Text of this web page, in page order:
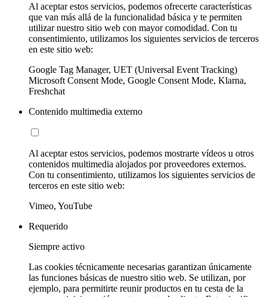
Al aceptar estos servicios, podemos ofrecerte características
que van más allá de la funcionalidad básica y te permiten
utilizar nuestro sitio web con mayor comodidad. Con tu
consentimiento, utilizamos los siguientes servicios de terceros
en este sitio web:
Google Tag Manager, UET (Universal Event Tracking)
Microsoft Consent Mode, Google Consent Mode, Klarna,
Freshchat
Contenido multimedia externo
Al aceptar estos servicios, podemos mostrarte vídeos u otros
contenidos multimedia alojados por proveedores externos.
Con tu consentimiento, utilizamos los siguientes servicios de
terceros en este sitio web:
Vimeo, YouTube
Requerido
Siempre activo
Las cookies técnicamente necesarias garantizan únicamente
las funciones básicas de nuestro sitio web. Se utilizan, por
ejemplo, para permitirte reunir productos en tu cesta de la